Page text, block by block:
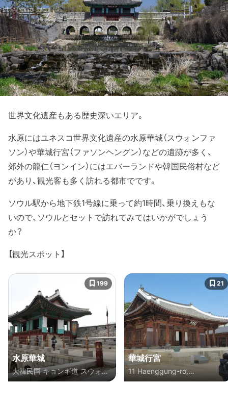
世界文化遺産もある歴史深いエリア。
水原にはユネスコ世界文化遺産の水原華城（スウォンファ
ソン）や華城行宮（ファソンヘングン）などの遺跡が多く、
郊外の龍仁（ヨンイン）にはエバーランドや韓国民俗村など
があり、観光客も多く訪れる都市でです。
ソウル駅から地下鉄1号線に乗って約1時間、乗り換えもな
いので、ソウルとセットで訪れてみてはいかがでしょう
か？
【観光スポット】
水原華城
大韓民国 キョンギ道 スウォン
市 Maehyang-dong
199
華城行宮
11 Haenggung-ro,
Namchang-dong, Paldal-gu,
21